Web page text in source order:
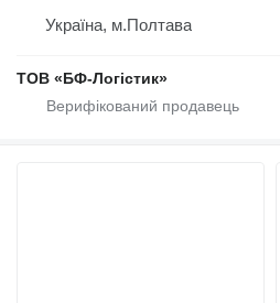
Україна, м.Полтава
ТОВ «БФ-Логістик»